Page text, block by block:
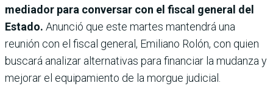
mediador para conversar con el fiscal general del
Estado. Anunció que este martes mantendrá una
reunión con el fiscal general, Emiliano Rolón, con quien
buscará analizar alternativas para financiar la mudanza y
mejorar el equipamiento de la morgue judicial.